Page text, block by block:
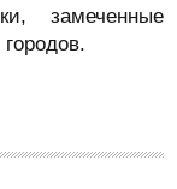
замеченные